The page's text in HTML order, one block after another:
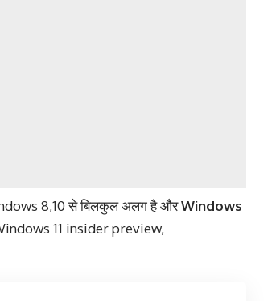
8,10 से बिलकुल अलग है औरWindows
11 insider preview,